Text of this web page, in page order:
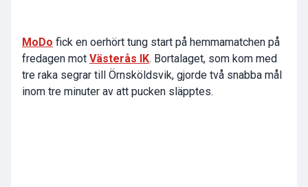
MoDo fick en oerhört tung start på hemmamatchen på
fredagen mot Västerås IK. Bortalaget, som kom med
tre raka segrar till Örnsköldsvik, gjorde två snabba mål
inom tre minuter av att pucken släpptes.